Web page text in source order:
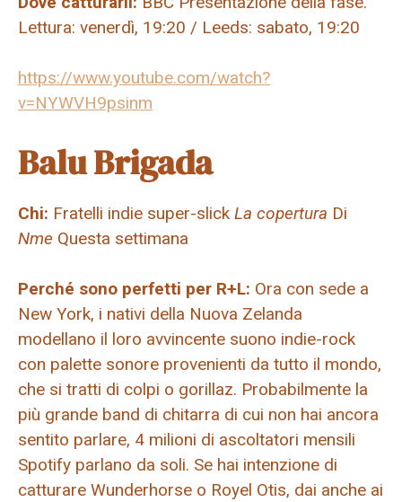
Lettura: venerdì, 19:20 / Leeds: sabato, 19:20
https://www.youtube.com/watch?
v=NYWVH9psinm
Balu Brigada
Chi: Fratelli indie super-slick La copertura Di
Nme Questa settimana
Perché sono perfetti per R+L: Ora con sede a
New York, i nativi della Nuova Zelanda
modellano il loro avvincente suono indie-rock
con palette sonore provenienti da tutto il mondo,
che si tratti di colpi o gorillaz. Probabilmente la
più grande band di chitarra di cui non hai ancora
sentito parlare, 4 milioni di ascoltatori mensili
Spotify parlano da soli. Se hai intenzione di
catturare Wunderhorse o Royel Otis, dai anche ai